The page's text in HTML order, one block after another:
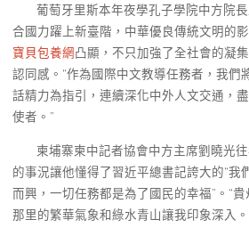
葡萄牙里斯本年夜學孔子學院中方院
合國力躍上新臺階，中華優良傳統文明的
寶貝包養網凸顯，不只加強了全社會的凝
認同感。“作為國際中文教導任務者，我們
話精力為指引，連續深化中外人文交通，
使者。”
柬埔寨柬中記者協會中方主席劉曉光
的事況讓他懂得了習近平總書記誇大的“我
而興，一切任務都是為了國民的幸福”。“
那里的繁華氣象和綠水青山讓我印象深入